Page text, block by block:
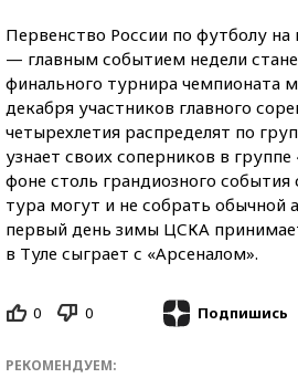
Первенство России по футболу
— главным событием недели
финального турнира чемпионата
декабря участников главного
четырехлетия распределят по
узнает своих соперников в
фоне столь грандиозного
тура могут и не собрать обычной
первый день зимы ЦСКА
в Туле сыграет с «Арсеналом».
0 0 Подпишись
РЕКОМЕНДУЕМ: